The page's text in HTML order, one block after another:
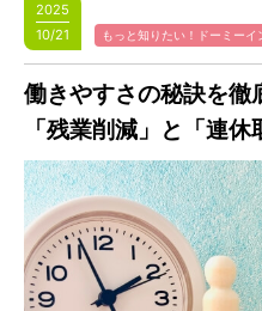
2025
10/21
もっと知りたい！ドーミーイ
働きやすさの秘訣を徹
「残業削減」と「連